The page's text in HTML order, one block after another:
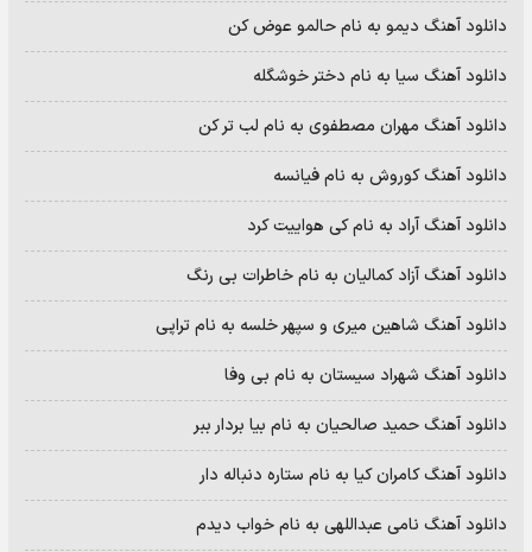
دانلود آهنگ دیمو به نام حالمو عوض کن
دانلود آهنگ سیا به نام دختر خوشگله
دانلود آهنگ مهران مصطفوی به نام لب تر کن
دانلود آهنگ کوروش به نام فیانسه
دانلود آهنگ آراد به نام کی هواییت کرد
دانلود آهنگ آزاد کمالیان به نام خاطرات بی رنگ
دانلود آهنگ شاهین میری و سپهر خلسه به نام تراپی
دانلود آهنگ شهراد سیستان به نام بی وفا
دانلود آهنگ حمید صالحیان به نام بیا بردار ببر
دانلود آهنگ کامران کیا به نام ستاره دنباله دار
دانلود آهنگ نامی عبداللهی به نام خواب دیدم